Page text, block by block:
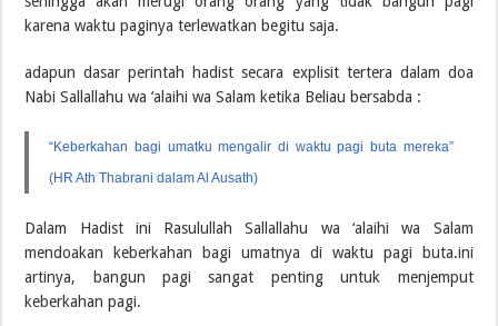
karena waktu paginya terlewatkan begitu saja.
adapun dasar perintah hadist secara explisit tertera dalam doa
Nabi Sallallahu wa ‘alaihi wa Salam ketika Beliau bersabda :
“Keberkahan bagi umatku mengalir di waktu pagi buta mereka”
(HR Ath Thabrani dalam Al Ausath)
Dalam Hadist ini Rasulullah Sallallahu wa ‘alaihi wa Salam
mendoakan keberkahan bagi umatnya di waktu pagi buta.ini
artinya, bangun pagi sangat penting untuk menjemput
keberkahan pagi.